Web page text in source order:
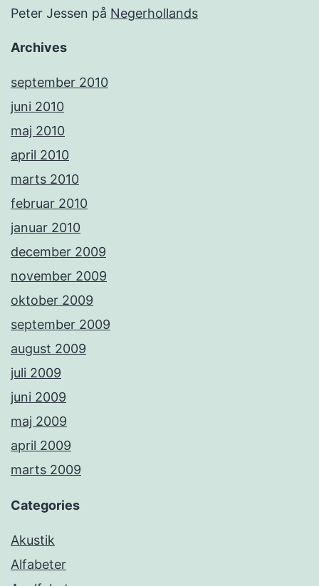
Peter Jessen på Negerhollands
Archives
september 2010
juni 2010
maj 2010
april 2010
marts 2010
februar 2010
januar 2010
december 2009
november 2009
oktober 2009
september 2009
august 2009
juli 2009
juni 2009
maj 2009
april 2009
marts 2009
Categories
Akustik
Alfabeter